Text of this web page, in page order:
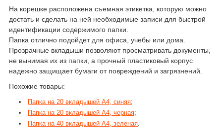
На корешке расположена съемная этикетка, которую можно
достать и сделать на ней необходимые записи для быстрой
идентификации содержимого папки.
Папка отлично подойдет для офиса, учебы или дома.
Прозрачные вкладыши позволяют просматривать документы,
не вынимая их из папки, а прочный пластиковый корпус
надежно защищает бумаги от повреждений и загрязнений.
Похожие товары:
Папка на 20 вкладышей А4, синяя;
Папка на 20 вкладышей А4, черная;
Папка на 40 вкладышей А4, зеленая.